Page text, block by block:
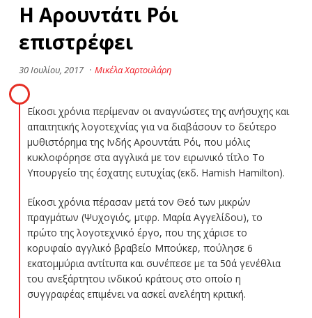
Η Αρουντάτι Ρόι
επιστρέφει
30 Ιουλίου, 2017 · Μικέλα Χαρτουλάρη
Είκοσι χρόνια περίμεναν οι αναγνώστες της ανήσυχης και
απαιτητικής λογοτεχνίας για να διαβάσουν το δεύτερο
μυθιστόρημα της Ινδής Αρουντάτι Ρόι, που μόλις
κυκλοφόρησε στα αγγλικά με τον ειρωνικό τίτλο Το
Υπουργείο της έσχατης ευτυχίας (εκδ. Hamish Hamilton).
Είκοσι χρόνια πέρασαν μετά τον Θεό των μικρών
πραγμάτων (Ψυχογιός, μτφρ. Μαρία Αγγελίδου), το
πρώτο της λογοτεχνικό έργο, που της χάρισε το
κορυφαίο αγγλικό βραβείο Μπούκερ, πούλησε 6
εκατομμύρια αντίτυπα και συνέπεσε με τα 50ά γενέθλια
του ανεξάρτητου ινδικού κράτους στο οποίο η
συγγραφέας επιμένει να ασκεί ανελέητη κριτική.